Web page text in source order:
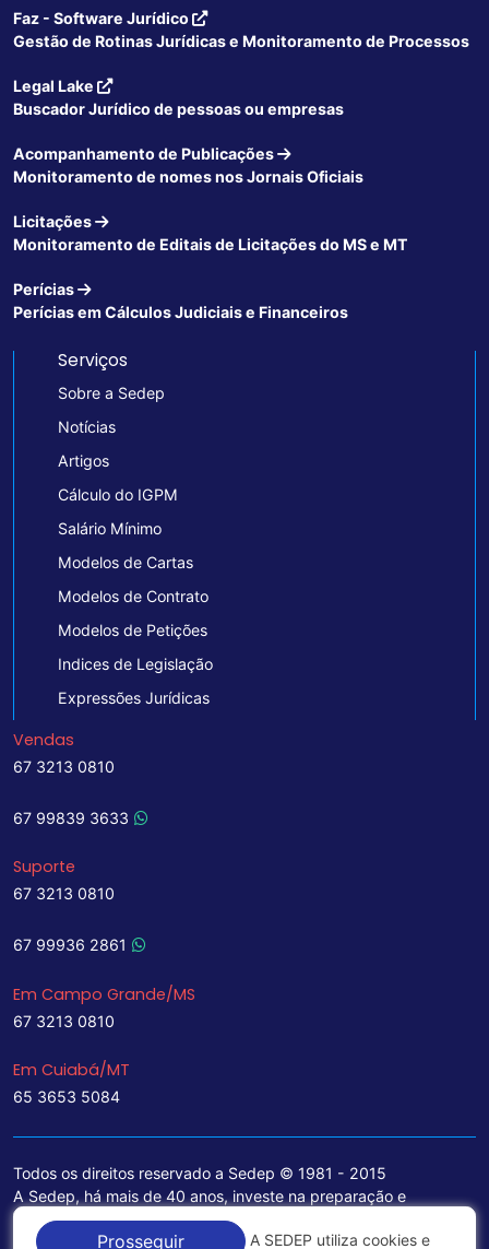
Faz - Software Jurídico
Gestão de Rotinas Jurídicas e Monitoramento de Processos
Legal Lake
Buscador Jurídico de pessoas ou empresas
Acompanhamento de Publicações
Monitoramento de nomes nos Jornais Oficiais
Licitações
Monitoramento de Editais de Licitações do MS e MT
Perícias
Perícias em Cálculos Judiciais e Financeiros
Serviços
Sobre a Sedep
Notícias
Artigos
Cálculo do IGPM
Salário Mínimo
Modelos de Cartas
Modelos de Contrato
Modelos de Petições
Indices de Legislação
Expressões Jurídicas
Vendas
67 3213 0810
67 99839 3633
Suporte
67 3213 0810
67 99936 2861
Em Campo Grande/MS
67 3213 0810
Em Cuiabá/MT
65 3653 5084
Todos os direitos reservado a Sedep © 1981 - 2015
A Sedep, há mais de 40 anos, investe na preparação e
treinamento de funcionários e na aquisição de tecnologia de
ponta para a ampliação de seu portfólio de serviços voltados
Prosseguir A SEDEP utiliza cookies e